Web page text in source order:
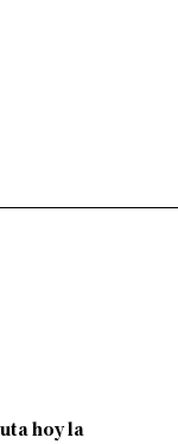
hoy la